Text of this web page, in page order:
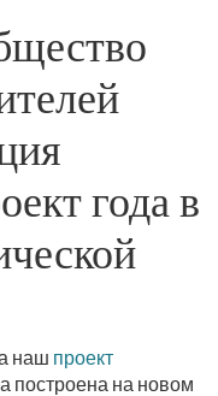
года в
наш проект
построена на новом